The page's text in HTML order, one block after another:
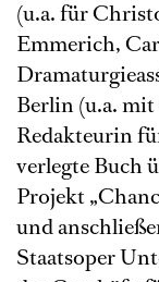
(u.a. für
Emmerich,
Berlin (u.a. mit
Redakteurin
verlegte Buch
Projekt
und
Staatsoper